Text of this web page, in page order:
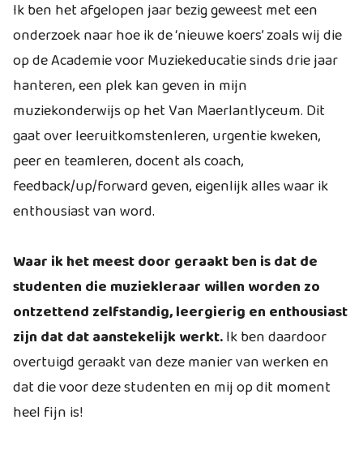
Ik ben het afgelopen jaar bezig geweest met een
onderzoek naar hoe ik de ‘nieuwe koers’ zoals wij die
op de Academie voor Muziekeducatie sinds drie jaar
hanteren, een plek kan geven in mijn
muziekonderwijs op het Van Maerlantlyceum. Dit
gaat over leeruitkomstenleren, urgentie kweken,
peer en teamleren, docent als coach,
feedback/up/forward geven, eigenlijk alles waar ik
enthousiast van word.
Waar ik het meest door geraakt ben is dat de
studenten die muziekleraar willen worden zo
ontzettend zelfstandig, leergierig en enthousiast
zijn dat dat aanstekelijk werkt.Ik ben daardoor
overtuigd geraakt van deze manier van werken en
dat die voor deze studenten en mij op dit moment
heel fijn is!